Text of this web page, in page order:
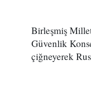
Birleşmiş
Güvenlik
çiğneyerek